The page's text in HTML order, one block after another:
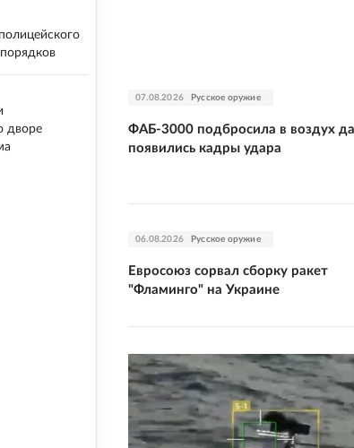
07.08.2026 Русское оружие
ФАБ-3000 подбросила в воздух
появились кадры удара
06.08.2026 Русское оружие
Евросоюз сорвал сборку ракет
"Фламинго" на Украине
дворе